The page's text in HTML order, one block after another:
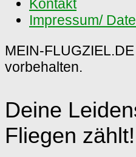
Kontakt
Impressum/
MEIN-
vorbehalten.
Deine
Fliegen zählt!